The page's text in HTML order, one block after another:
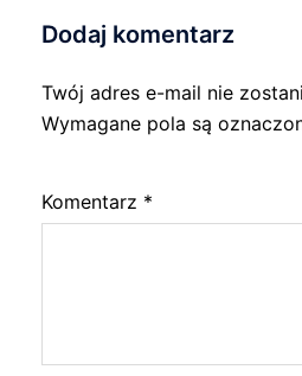
Dodaj komentarz
Twój adres e-mail nie
Wymagane pola są
Komentarz *